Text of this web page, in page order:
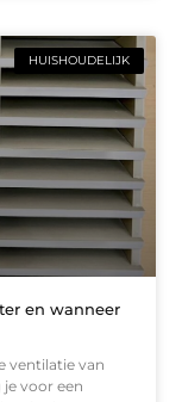
HUISHOUDELIJK
en wanneer
ventilatie van
voor een